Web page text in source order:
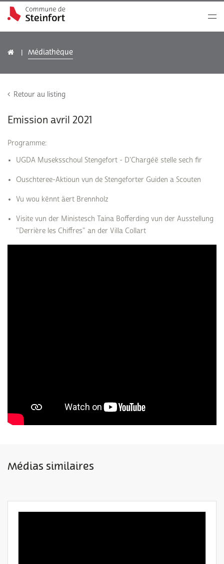
Médiathèque
Retour au listing
Emission avril 2021
Programme:
UGDA Museksschoul Stengefort - D'Chargéë stelle sech fir
Ouschteree-Aktioun vun de Stengeforter Guiden a Scouten
Vu wou kënnt äert Brennholz
Visite vun der Ministesch Taina Bofferding vun der Ausstellung
"Derrière les Chiffres" an der Villa Collart
Médias similaires